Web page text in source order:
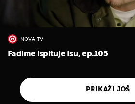
NOVA TV
Fadime ispituje Isu, ep.105
PRIKAŽI JOŠ